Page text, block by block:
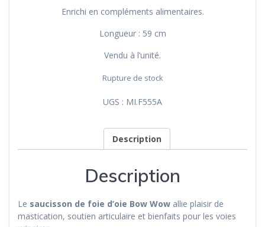
Enrichi en compléments alimentaires.
Longueur : 59 cm
Vendu à l’unité.
Rupture de stock
UGS : MI.F555A
Description
Description
Le saucisson de foie d’oie Bow Wow allie plaisir de
mastication, soutien articulaire et bienfaits pour les voies